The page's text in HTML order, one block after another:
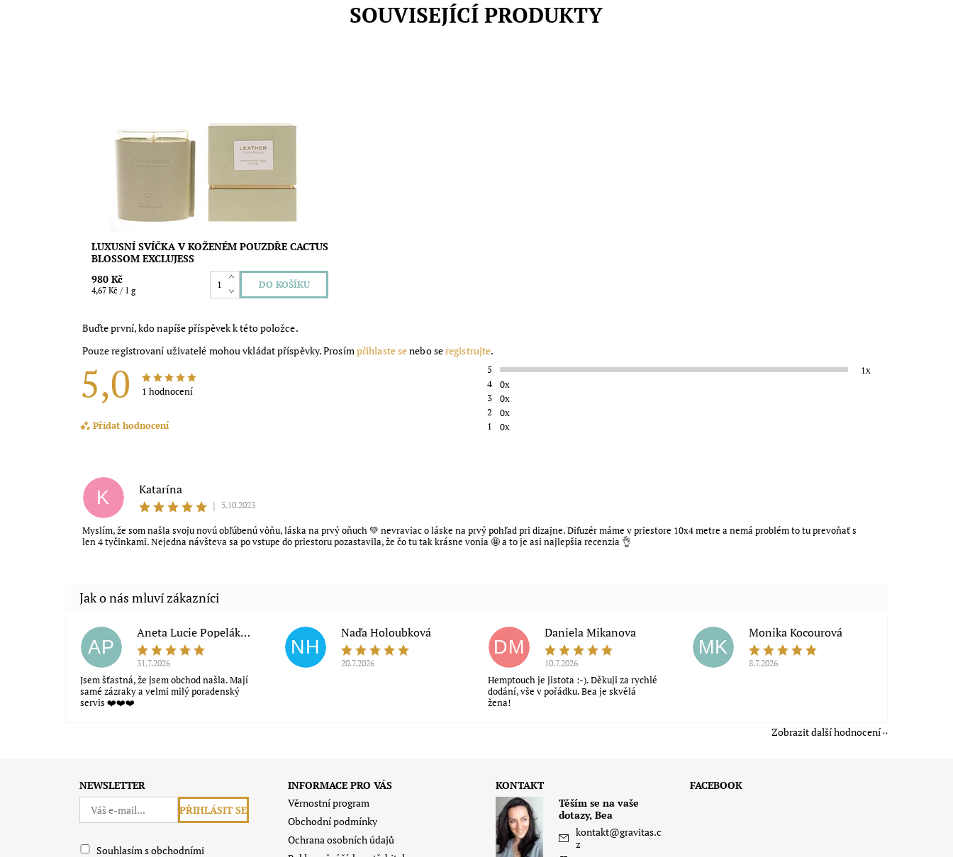
SOUVISEJÍCÍ PRODUKTY
evokuje teplý letní večer. Obsah: 210 g
Dostupnost:
Skladem
ExcluJess
LUXUSNÍ SVÍČKA V KOŽENÉM POUZDŘE CACTUS
BLOSSOM EXCLUJESS
980 Kč
4,67 Kč / 1 g
Buďte první, kdo napíše příspěvek k této položce.
Pouze registrovaní uživatelé mohou vkládat příspěvky. Prosímpřihlaste senebo seregistrujte.
5,0 1 hodnocení
Přidat hodnocení
5
1x
4
0x
3
0x
2
0x
1
0x
K
Katarína
|
5.10.2023
Myslím, že som našla svoju novú obľúbenú vôňu, láska na prvý oňuch 💚 nevraviac o láske na prvý pohľad pri dizajne. Difuzér máme v priestore 10x4 metre a nemá problém to tu prevoňať s
len 4 tyčinkami. Nejedna návšteva sa po vstupe do priestoru pozastavila, že čo tu tak krásne vonia 🤩 a to je asi najlepšia recenzia 👌
AP
Aneta Lucie Popeláková
31.7.2026
Jsem šťastná, že jsem obchod našla. Mají
samé zázraky a velmi milý poradenský
servis ❤️❤️❤️
NH
Naďa Holoubková
20.7.2026
DM
Daniela Mikanova
10.7.2026
Hemptouch je jistota :-). Děkuji za rychlé
dodání, vše v pořádku. Bea je skvělá
žena!
MK
Monika Kocourová
8.7.2026
Zobrazit další hodnocení
NEWSLETTER
Souhlasím s obchodními
INFORMACE PRO VÁS
Věrnostní program
Obchodní podmínky
Ochrana osobních údajů
KONTAKT
Těším se na vaše
dotazy, Bea
kontakt@gravitas.c
z
FACEBOOK